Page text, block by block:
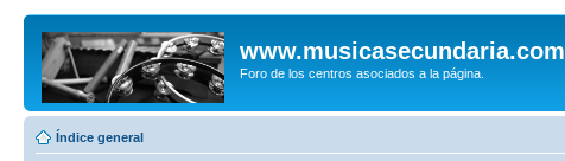
www.musicasecundaria.com
Foro de los centros asociados a la página.
Índice general